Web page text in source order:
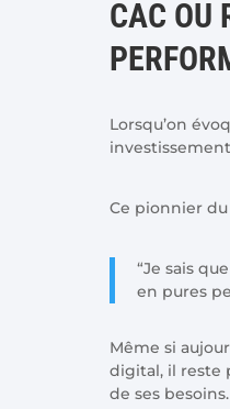
CAC OU
Lorsqu’on
Ce pionnier
“Je sais que
en pures
Même si
digital, il reste
de ses besoins.